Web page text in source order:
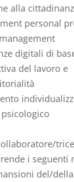
alla
personal
digitali di
del lavoro e
i seguenti
del/della